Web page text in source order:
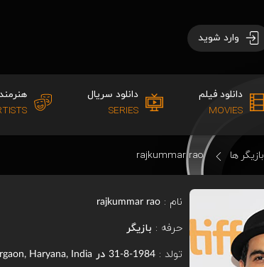
وارد شوید
دانلود فیلم
MOVIES
دانلود سریال
SERIES
بازیگر ها rajkummar rao
نام : rajkummar rao
حرفه : بازیگر
تولد : 1984-8-31 در Haryana, India